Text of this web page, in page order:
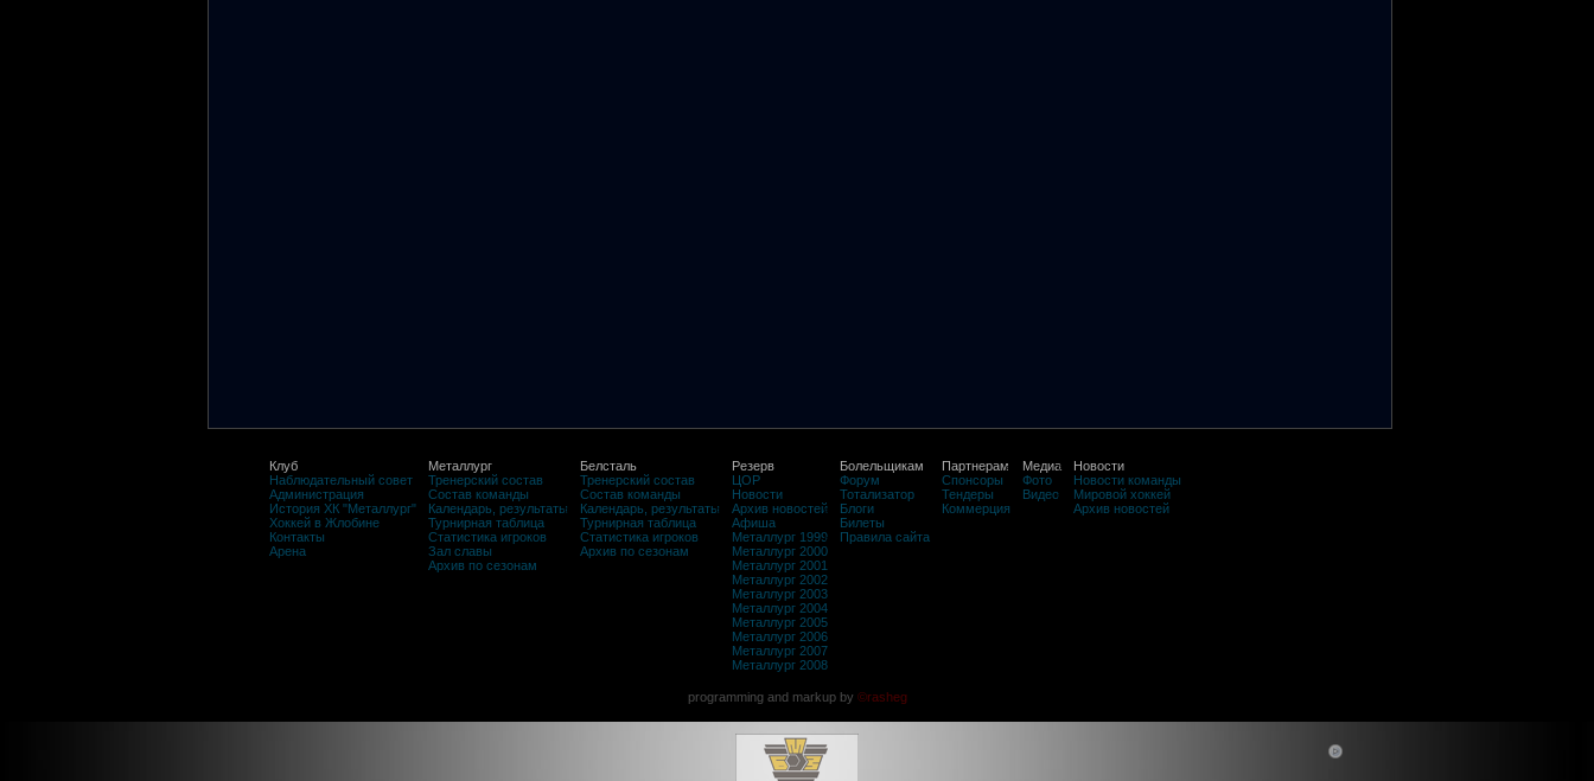
Клуб
Наблюдательный совет
Администрация
История ХК "Металлург"
Хоккей в Жлобине
Контакты
Арена
Металлург
Тренерский состав
Состав команды
Календарь, результаты
Турнирная таблица
Статистика игроков
Зал славы
Архив по сезонам
Белсталь
Тренерский состав
Состав команды
Календарь, результаты
Турнирная таблица
Статистика игроков
Архив по сезонам
Резерв
ЦОР
Новости
Архив новостей
Афиша
Металлург 1999
Металлург 2000
Металлург 2001
Металлург 2002
Металлург 2003
Металлург 2004
Металлург 2005
Металлург 2006
Металлург 2007
Металлург 2008
Болельщикам
Форум
Тотализатор
Блоги
Билеты
Правила сайта
Партнерам
Спонсоры
Тендеры
Коммерция
Медиа
Фото
Видео
Новости
Новости команды
Мировой хоккей
Архив новостей
programming and markup by ©rasheg